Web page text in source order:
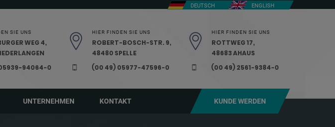
DEUTSCH ENGLISH
SIE UNS
WEG 4,
94064-0
HIER FINDEN SIE UNS
ROBERT-BOSCH-STR. 9,
48480 SPELLE
(00 49) 05977-47596-0
HIER FINDEN SIE UNS
ROTTWEG 17,
48683 AHAUS
(00 49) 2561-9384-0
UNTERNEHMEN KONTAKT KUNDE WERDEN